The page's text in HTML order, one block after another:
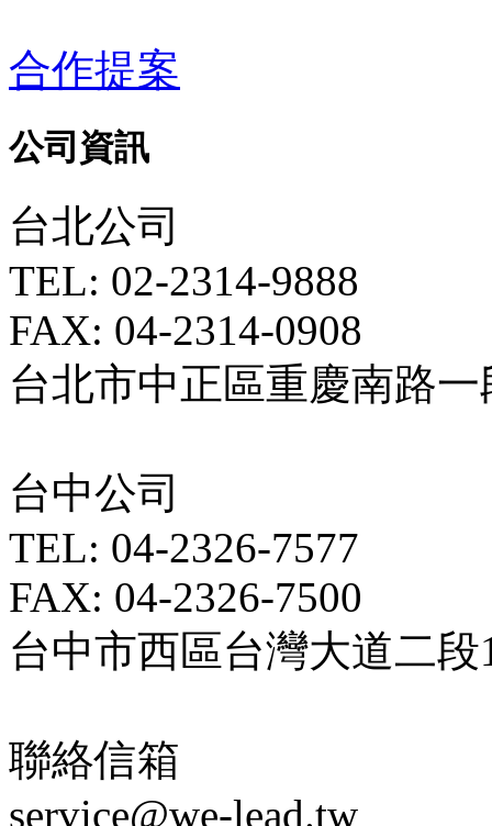
合作提案
公司資訊
台北公司
TEL: 02-2314-9888
FAX: 04-2314-0908
台北市中正區重慶南路一
台中公司
TEL: 04-2326-7577
FAX: 04-2326-7500
台中市西區台灣大道二段
聯絡信箱
service@we-lead.tw